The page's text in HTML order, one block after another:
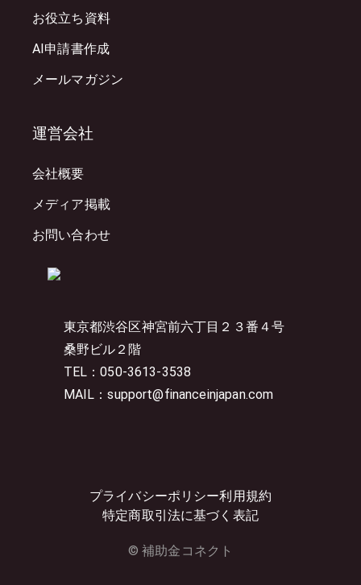
東京都渋谷区神宮前六丁目２３番４号
桑野ビル２階
TEL：050-3613-3538
MAIL：support@financeinjapan.com
プライバシーポリシー利用規約
特定商取引法に基づく表記
© 補助金コネクト
お役立ち資料
AI申請書作成
メールマガジン
運営会社
会社概要
メディア掲載
お問い合わせ